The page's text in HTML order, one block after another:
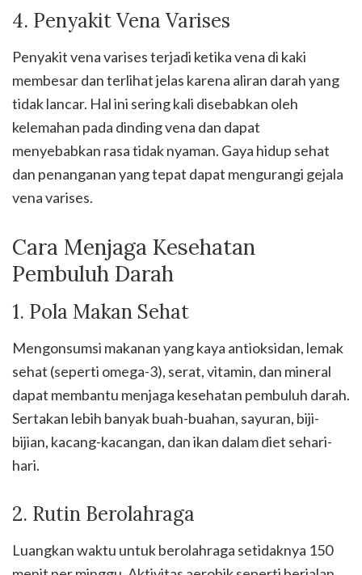
4. Penyakit Vena Varises
Penyakit vena varises terjadi ketika vena di kaki
membesar dan terlihat jelas karena aliran darah yang
tidak lancar. Hal ini sering kali disebabkan oleh
kelemahan pada dinding vena dan dapat
menyebabkan rasa tidak nyaman. Gaya hidup sehat
dan penanganan yang tepat dapat mengurangi gejala
vena varises.
Cara Menjaga Kesehatan
Pembuluh Darah
1. Pola Makan Sehat
Mengonsumsi makanan yang kaya antioksidan, lemak
sehat (seperti omega-3), serat, vitamin, dan mineral
dapat membantu menjaga kesehatan pembuluh darah.
Sertakan lebih banyak buah-buahan, sayuran, biji-
bijian, kacang-kacangan, dan ikan dalam diet sehari-
hari.
2. Rutin Berolahraga
Luangkan waktu untuk berolahraga setidaknya 150